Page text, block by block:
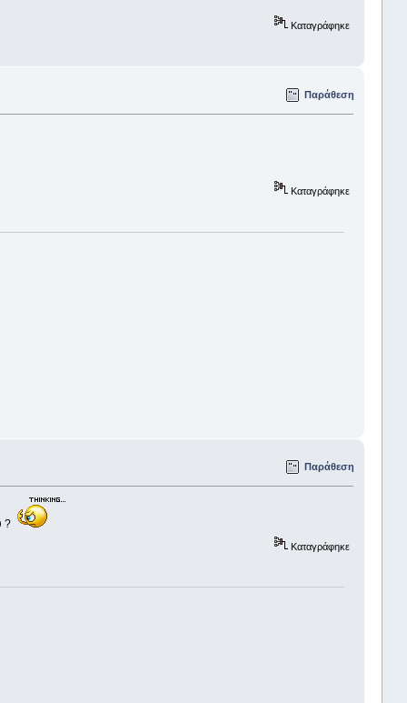
Καταγράφηκε
Παράθεση
Καταγράφηκε
Παράθεση
?
Καταγράφηκε